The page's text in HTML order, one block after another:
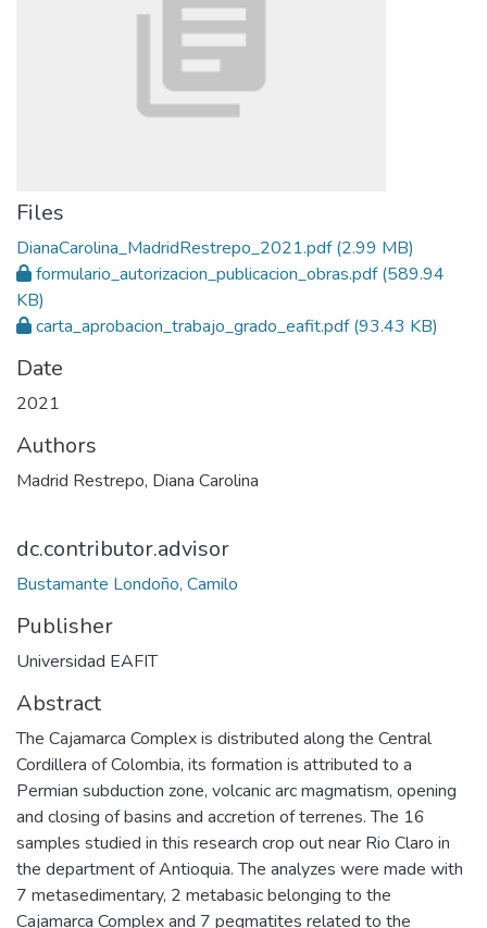
Files
DianaCarolina_MadridRestrepo_2021.pdf(2.99 MB)
formulario_autorizacion_publicacion_obras.pdf(589.94
KB)
carta_aprobacion_trabajo_grado_eafit.pdf(93.43 KB)
Date
2021
Authors
Madrid Restrepo, Diana Carolina
dc.contributor.advisor
Bustamante Londoño, Camilo
Publisher
Universidad EAFIT
Abstract
The Cajamarca Complex is distributed along the Central
Cordillera of Colombia, its formation is attributed to a
Permian subduction zone, volcanic arc magmatism, opening
and closing of basins and accretion of terrenes. The 16
samples studied in this research crop out near Rio Claro in
the department of Antioquia. The analyzes were made with
7 metasedimentary, 2 metabasic belonging to the
Cajamarca Complex and 7 pegmatites related to the